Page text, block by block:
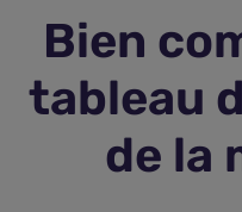
Assurance vie
Plus d'assurances
Bien
tableau
de la